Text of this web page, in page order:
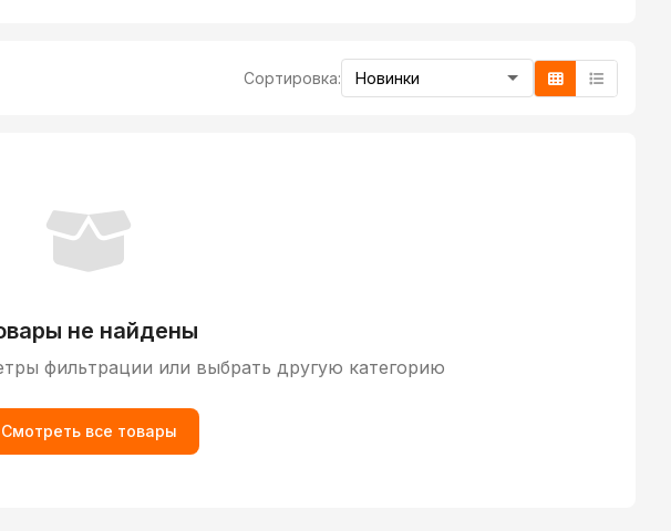
Сортировка:
не найдены
фильтрации или выбрать другую категорию
Смотреть все товары